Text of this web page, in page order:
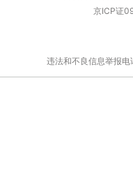
京ICP证
违法和不良信息举报